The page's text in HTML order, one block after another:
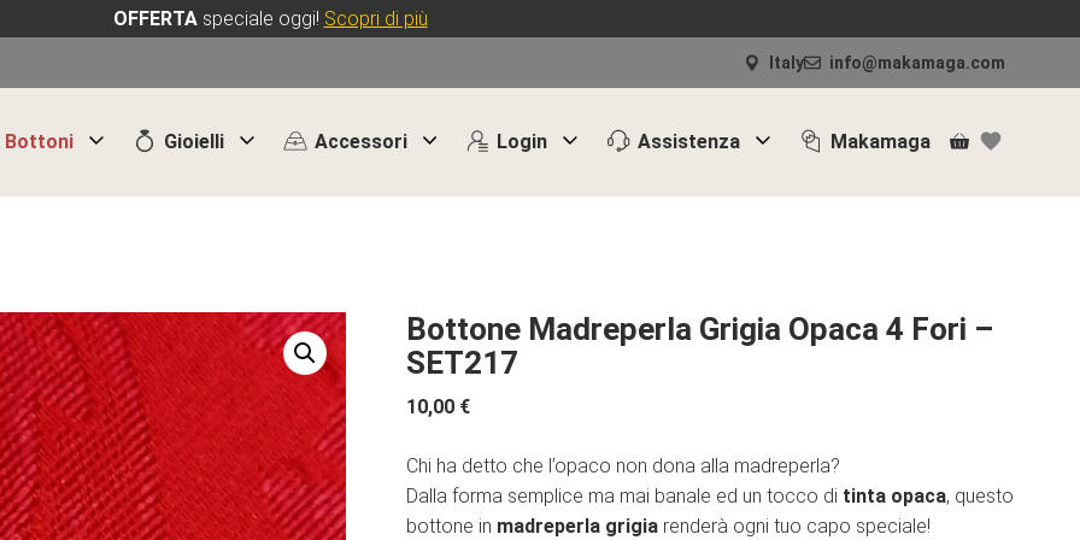
OFFERTAspeciale oggi! Scopri di più
Italy info@makamaga.com
Bottoni Gioielli Accessori Login Assistenza Makamaga
Bottone Madreperla Grigia Opaca 4 Fori –
SET217
10,00 €
Chi ha detto che l’opaco non dona alla madreperla?
Dalla forma semplice ma mai banale ed un tocco di tinta opaca, questo
bottone in madreperla grigia renderà ogni tuo capo speciale!
Opaca
SET217